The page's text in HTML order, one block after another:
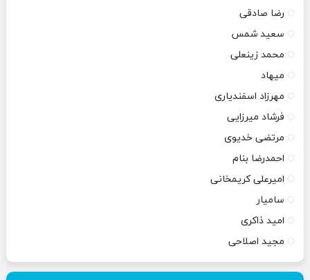
رضا صادقی
سعید شمس
محمد زینعلی
میهاد
مهرزاد اسفندیاری
فرشاد میرزایی
مرتضی خدیوی
احمدرضا بنام
امیرعلی کریمخانی
سامیار
امید ذاکری
مجید اصلاحی